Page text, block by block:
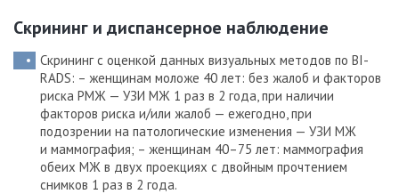
Скрининг и диспансерное наблюдение
Скрининг с оценкой данных визуальных методов по BI-
RADS: – женщинам моложе 40 лет: без жалоб и факторов
риска РМЖ — УЗИ МЖ 1 раз в 2 года, при наличии
факторов риска и/или жалоб — ежегодно, при
подозрении на патологические изменения — УЗИ МЖ
и маммография; – женщинам 40–75 лет: маммография
обеих МЖ в двух проекциях с двойным прочтением
снимков 1 раз в 2 года.